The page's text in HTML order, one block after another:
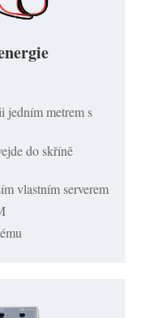
jedním metrem s
do skříně
vlastním serverem